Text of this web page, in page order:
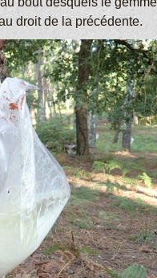
droit de la précédente.